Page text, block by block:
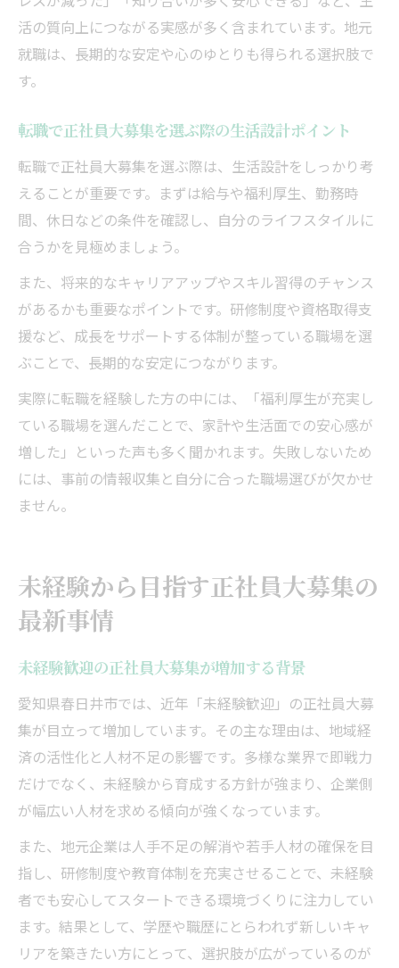
活の質向上につながる実感が多く含まれています。地元
就職は、長期的な安定や心のゆとりも得られる選択肢で
す。
転職で正社員大募集を選ぶ際の生活設計ポイント
転職で正社員大募集を選ぶ際は、生活設計をしっかり考
えることが重要です。まずは給与や福利厚生、勤務時
間、休日などの条件を確認し、自分のライフスタイルに
合うかを見極めましょう。
また、将来的なキャリアアップやスキル習得のチャンス
があるかも重要なポイントです。研修制度や資格取得支
援など、成長をサポートする体制が整っている職場を選
ぶことで、長期的な安定につながります。
実際に転職を経験した方の中には、「福利厚生が充実し
ている職場を選んだことで、家計や生活面での安心感が
増した」といった声も多く聞かれます。失敗しないため
には、事前の情報収集と自分に合った職場選びが欠かせ
ません。
未経験から目指す正社員大募集の
最新事情
未経験歓迎の正社員大募集が増加する背景
愛知県春日井市では、近年「未経験歓迎」の正社員大募
集が目立って増加しています。その主な理由は、地域経
済の活性化と人材不足の影響です。多様な業界で即戦力
だけでなく、未経験から育成する方針が強まり、企業側
が幅広い人材を求める傾向が強くなっています。
また、地元企業は人手不足の解消や若手人材の確保を目
指し、研修制度や教育体制を充実させることで、未経験
者でも安心してスタートできる環境づくりに注力してい
ます。結果として、学歴や職歴にとらわれず新しいキャ
リアを築きたい方にとって、選択肢が広がっているのが